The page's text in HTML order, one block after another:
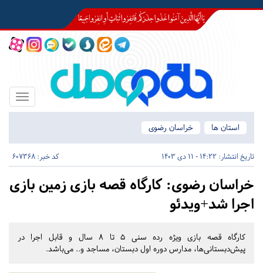
Toggle
استان ها
خراسان رضوی
تاریخ انتشار: 14:22 - 11 دی 1403 کد خبر: 607368
خراسان رضوی: کارگاه قصه بازی زمین بازی
اجرا شد+ویدئو
کارگاه قصه بازی ویژه رده سنی ۵ تا ۸ سال و قابل اجرا در
پیش‌دبستانی‌ها، مدارس دوره اول دبستان، مساجد و.. می‌باشد.